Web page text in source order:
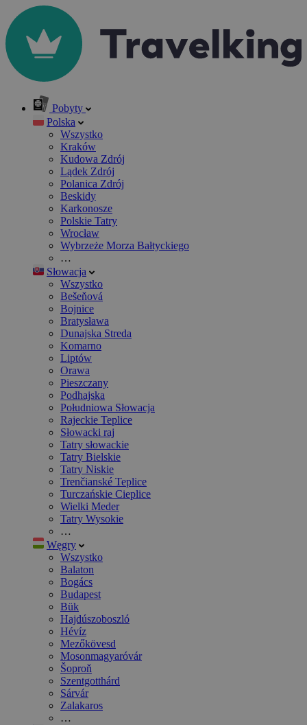
Pobyty
Polska
Wszystko
Kraków
Kudowa Zdrój
Lądek Zdrój
Polanica Zdrój
Beskidy
Karkonosze
Polskie Tatry
Wrocław
Wybrzeże Morza Bałtyckiego
…
Słowacja
Wszystko
Bešeňová
Bojnice
Bratysława
Dunajska Streda
Komarno
Liptów
Orawa
Pieszczany
Podhajska
Południowa Słowacja
Rajeckie Teplice
Słowacki raj
Tatry słowackie
Tatry Bielskie
Tatry Niskie
Trenčianské Teplice
Turczańskie Cieplice
Wielki Meder
Tatry Wysokie
…
Węgry
Wszystko
Balaton
Bogács
Budapest
Bük
Hajdúszoboszló
Hévíz
Mezőkövesd
Mosonmagyaróvár
Šoproň
Szentgotthárd
Sárvár
Zalakaros
…